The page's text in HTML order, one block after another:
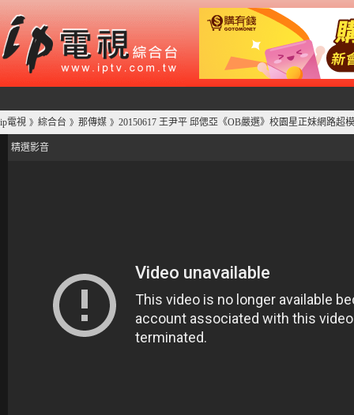
ip電視 》 綜合台 》 那傳媒 》 20150617 王尹平 邱偲亞《OB嚴選》校園星正妹網路超
精選影音